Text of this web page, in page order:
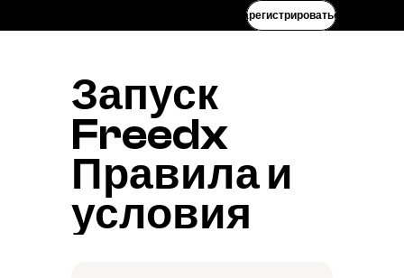
Зарегистрироваться
Запуск
Freedx
Правила и
условия